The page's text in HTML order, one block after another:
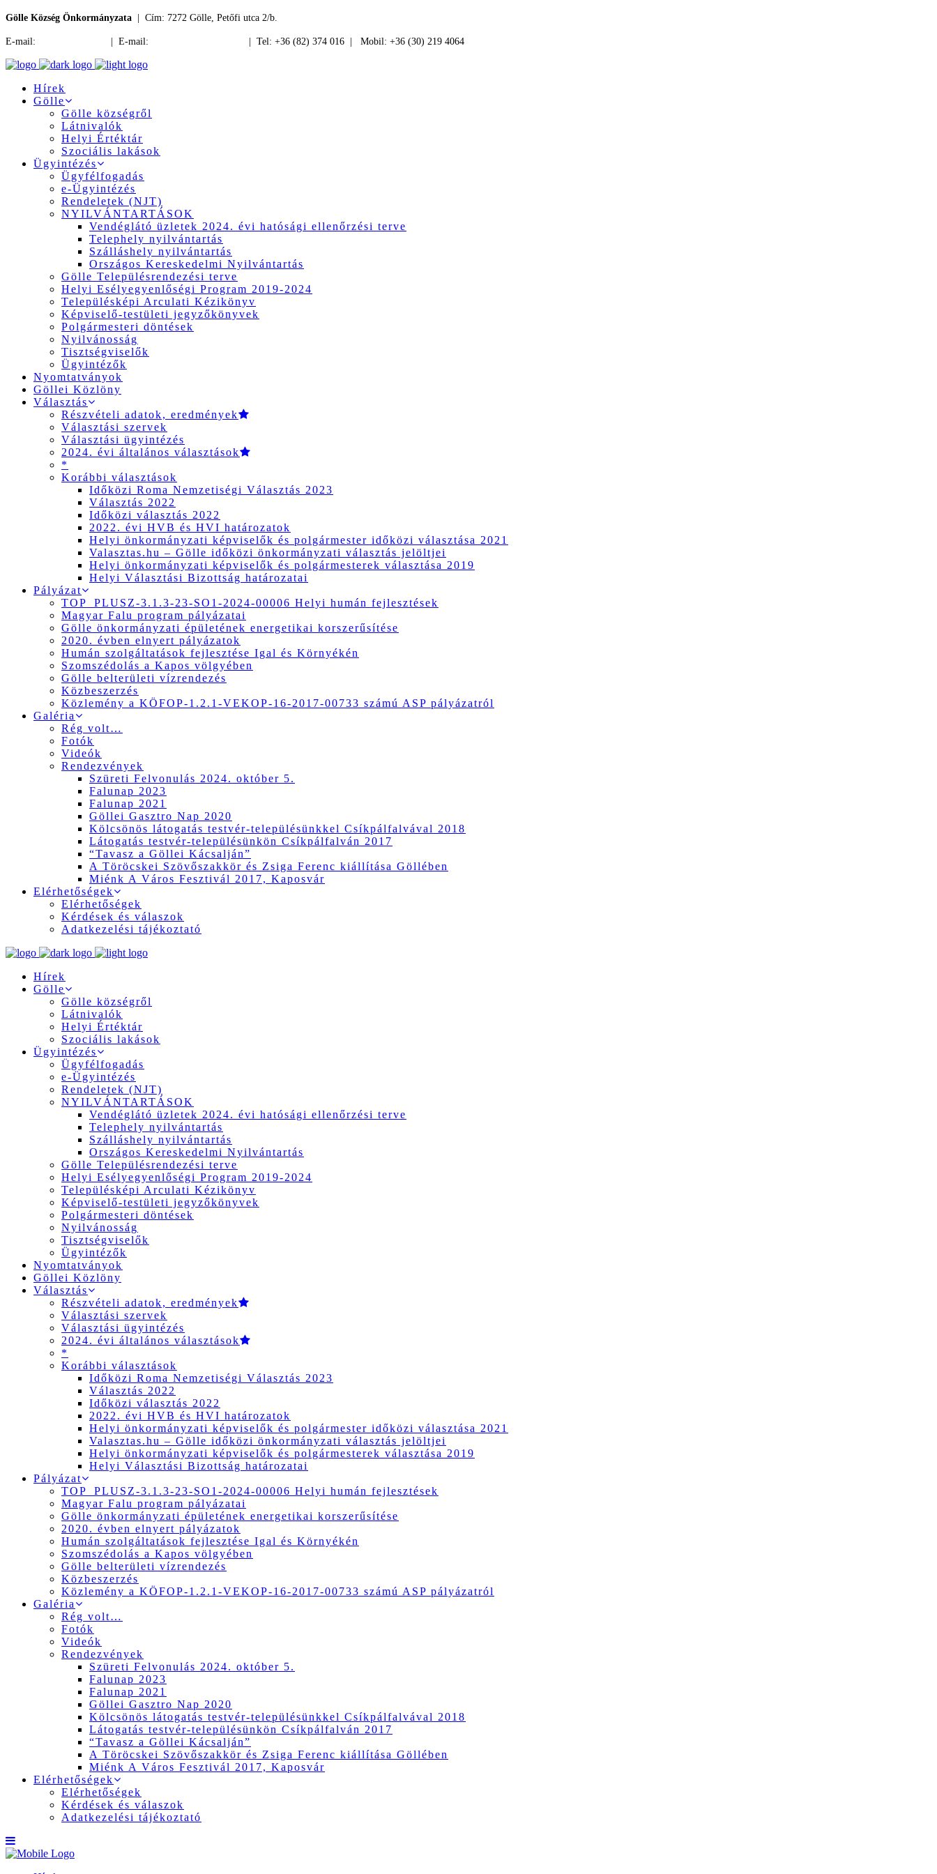
Gölle Község Önkormányzata | Cím: 7272 Gölle, Petőfi utca 2/b.
E-mail: | E-mail: | Tel: +36 (82) 374 016 | Mobil: +36 (30) 219 4064
Hírek
Gölle
Gölle községről
Látnivalók
Helyi Értéktár
Szociális lakások
Ügyintézés
Ügyfélfogadás
e-Ügyintézés
Rendeletek (NJT)
NYILVÁNTARTÁSOK
Vendéglátó üzletek 2024. évi hatósági ellenőrzési terve
Telephely nyilvántartás
Szálláshely nyilvántartás
Országos Kereskedelmi Nyilvántartás
Gölle Településrendezési terve
Helyi Esélyegyenlőségi Program 2019-2024
Településképi Arculati Kézikönyv
Képviselő-testületi jegyzőkönyvek
Polgármesteri döntések
Nyilvánosság
Tisztségviselők
Ügyintézők
Nyomtatványok
Göllei Közlöny
Választás
Részvételi adatok, eredmények
Választási szervek
Választási ügyintézés
2024. évi általános választások
*
Korábbi választások
Időközi Roma Nemzetiségi Választás 2023
Választás 2022
Időközi választás 2022
2022. évi HVB és HVI határozatok
Helyi önkormányzati képviselők és polgármester időközi választása 2021
Valasztas.hu – Gölle időközi önkormányzati választás jelöltjei
Helyi önkormányzati képviselők és polgármesterek választása 2019
Helyi Választási Bizottság határozatai
Pályázat
TOP_PLUSZ-3.1.3-23-SO1-2024-00006 Helyi humán fejlesztések
Magyar Falu program pályázatai
Gölle önkormányzati épületének energetikai korszerűsítése
2020. évben elnyert pályázatok
Humán szolgáltatások fejlesztése Igal és Környékén
Szomszédolás a Kapos völgyében
Gölle belterületi vízrendezés
Közbeszerzés
Közlemény a KÖFOP-1.2.1-VEKOP-16-2017-00733 számú ASP pályázatról
Galéria
Rég volt…
Fotók
Videók
Rendezvények
Szüreti Felvonulás 2024. október 5.
Falunap 2023
Falunap 2021
Göllei Gasztro Nap 2020
Kölcsönös látogatás testvér-településünkkel Csíkpálfalvával 2018
Látogatás testvér-településünkön Csíkpálfalván 2017
“Tavasz a Göllei Kácsalján”
A Töröcskei Szövőszakkör és Zsiga Ferenc kiállítása Göllében
Miénk A Város Fesztivál 2017, Kaposvár
Elérhetőségek
Elérhetőségek
Kérdések és válaszok
Adatkezelési tájékoztató
Hírek
Gölle
Gölle községről
Látnivalók
Helyi Értéktár
Szociális lakások
Ügyintézés
Ügyfélfogadás
e-Ügyintézés
Rendeletek (NJT)
NYILVÁNTARTÁSOK
Vendéglátó üzletek 2024. évi hatósági ellenőrzési terve
Telephely nyilvántartás
Szálláshely nyilvántartás
Országos Kereskedelmi Nyilvántartás
Gölle Településrendezési terve
Helyi Esélyegyenlőségi Program 2019-2024
Településképi Arculati Kézikönyv
Képviselő-testületi jegyzőkönyvek
Polgármesteri döntések
Nyilvánosság
Tisztségviselők
Ügyintézők
Nyomtatványok
Göllei Közlöny
Választás
Részvételi adatok, eredmények
Választási szervek
Választási ügyintézés
2024. évi általános választások
*
Korábbi választások
Időközi Roma Nemzetiségi Választás 2023
Választás 2022
Időközi választás 2022
2022. évi HVB és HVI határozatok
Helyi önkormányzati képviselők és polgármester időközi választása 2021
Valasztas.hu – Gölle időközi önkormányzati választás jelöltjei
Helyi önkormányzati képviselők és polgármesterek választása 2019
Helyi Választási Bizottság határozatai
Pályázat
TOP_PLUSZ-3.1.3-23-SO1-2024-00006 Helyi humán fejlesztések
Magyar Falu program pályázatai
Gölle önkormányzati épületének energetikai korszerűsítése
2020. évben elnyert pályázatok
Humán szolgáltatások fejlesztése Igal és Környékén
Szomszédolás a Kapos völgyében
Gölle belterületi vízrendezés
Közbeszerzés
Közlemény a KÖFOP-1.2.1-VEKOP-16-2017-00733 számú ASP pályázatról
Galéria
Rég volt…
Fotók
Videók
Rendezvények
Szüreti Felvonulás 2024. október 5.
Falunap 2023
Falunap 2021
Göllei Gasztro Nap 2020
Kölcsönös látogatás testvér-településünkkel Csíkpálfalvával 2018
Látogatás testvér-településünkön Csíkpálfalván 2017
“Tavasz a Göllei Kácsalján”
A Töröcskei Szövőszakkör és Zsiga Ferenc kiállítása Göllében
Miénk A Város Fesztivál 2017, Kaposvár
Elérhetőségek
Elérhetőségek
Kérdések és válaszok
Adatkezelési tájékoztató